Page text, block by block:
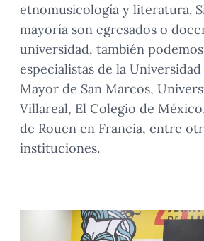
etnomusicología y literatura.
mayoría son egresados o
universidad, también
especialistas de la
Mayor de San Marcos,
Villareal, El Colegio de
de Rouen en Francia, entre
instituciones.